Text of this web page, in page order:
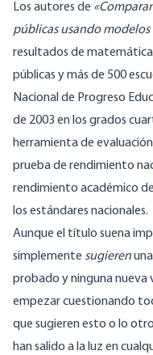
Los autores de «
públicas usando
resultados de
públicas y más de 500
Nacional de Progreso
de 2003 en los grados
herramienta de
prueba de rendimiento
rendimiento académico
los estándares nacionales.
Aunque el título suena
simplemente sugieren
probado y ninguna nueva
empezar cuestionando
que sugieren esto o lo
han salido a la luz en